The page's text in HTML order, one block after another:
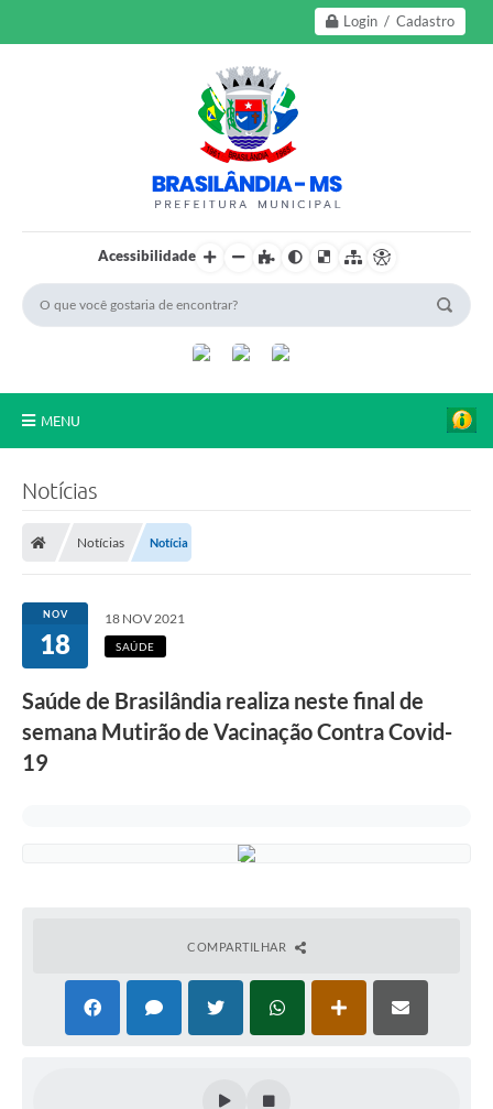
Login / Cadastro
Acessibilidade
MENU
Transparência
Câmara Municipal
e-SIC
Tributação
Formulário
Notícias
Notícias Notícia
NOV
18
18 NOV 2021
SAÚDE
Saúde de Brasilândia realiza neste final de
semana Mutirão de Vacinação Contra Covid-
19
COMPARTILHAR